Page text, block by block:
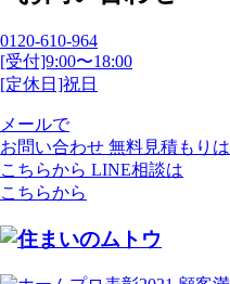
0120-610-964
[受付]9:00〜18:00
[定休日]祝日
メールで
お問い合わせ 無料見積もりは
こちらから LINE相談は
こちらから